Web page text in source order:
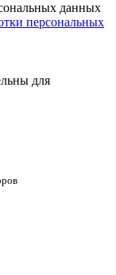
данных
персональных
для